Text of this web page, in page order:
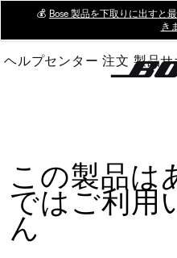
Main
💰 Bose 製品を下取りに出すと
き
ヘルプセンター 注文 製品サ
この製品は
ではご利用
ん